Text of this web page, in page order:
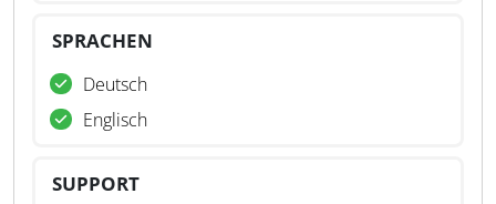
SPRACHEN
Deutsch
Englisch
SUPPORT